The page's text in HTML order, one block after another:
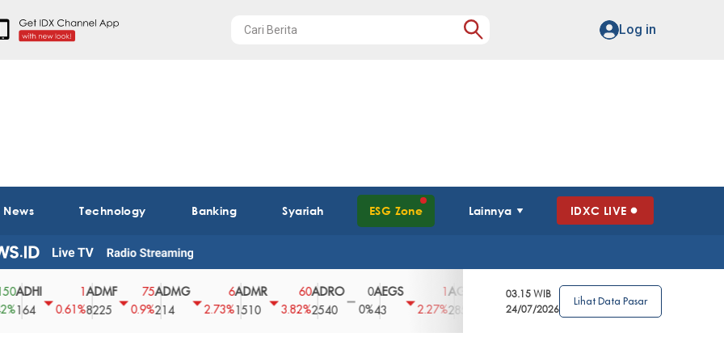
Log in
Technology Banking Syariah ESG Zone Lainnya IDXC LIVE
0.61%
ADMF
8225
75
0.9%
ADMG
214
2.73%
ADMR
1510
60
3.82%
ADRO
2540
0
0%
AEGS
2.27% 2850
3.39%
AGRO
4
2.63%
0%
03.15 WIB
24/07/2026
Lihat Data Pasar